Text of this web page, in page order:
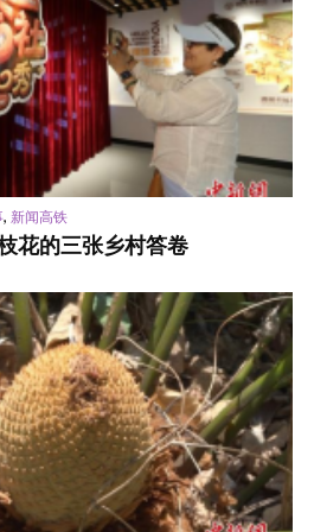
, 新闻高铁
花的三张乡村答卷